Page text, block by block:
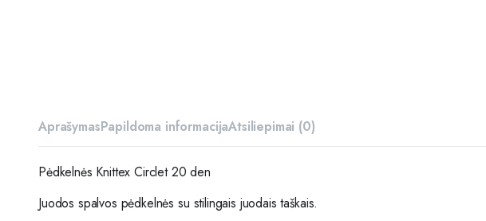
AprašymasPapildoma informacijaAtsiliepimai (0)
Pėdkelnės Knittex Circlet 20 den
Juodos spalvos pėdkelnės su stilingais juodais taškais.